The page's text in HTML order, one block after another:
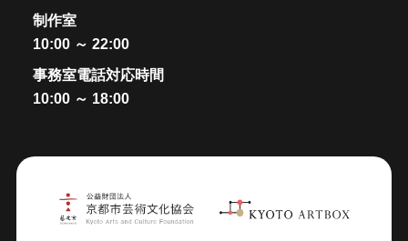
制作室
10:00 ～ 22:00
事務室電話対応時間
10:00 ～ 18:00